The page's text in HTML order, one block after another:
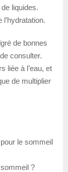
liquides.
de bonnes
consulter.
liée à l’eau, et
de multiplier
le sommeil
?